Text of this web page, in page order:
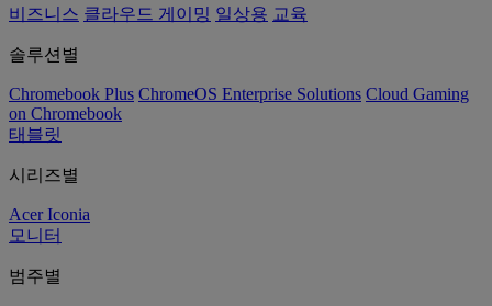
비즈니스 클라우드 게이밍 일상용 교육
솔루션별
Chromebook Plus ChromeOS Enterprise Solutions Cloud Gaming
on Chromebook
태블릿
시리즈별
Acer Iconia
모니터
범주별